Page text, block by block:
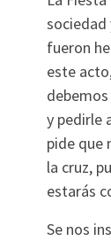
sociedad
fueron
este
y pedirle
pide que
la cruz,
estarás
Se nos